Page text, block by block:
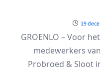
19
GROENLO – Voor
medewerkers
Probroed & Sloot